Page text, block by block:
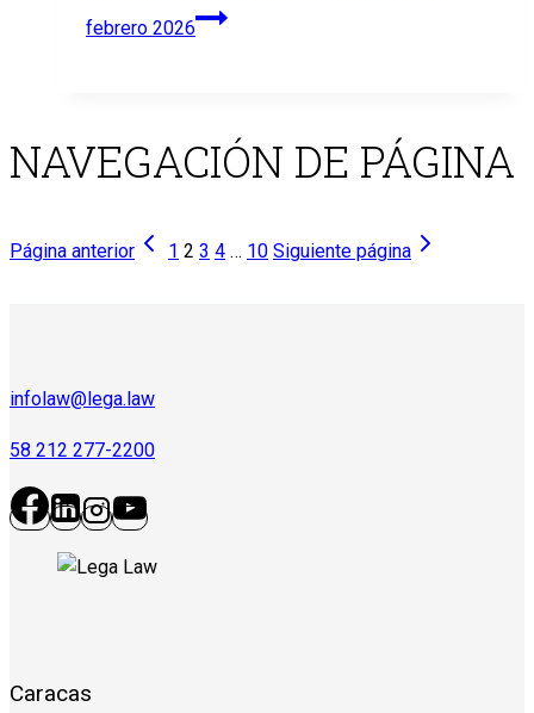
febrero 2026
NAVEGACIÓN DE PÁGINA
Página anterior 1 2 3 4 … 10 Siguiente página
infolaw@lega.law
58 212 277-2200
Caracas